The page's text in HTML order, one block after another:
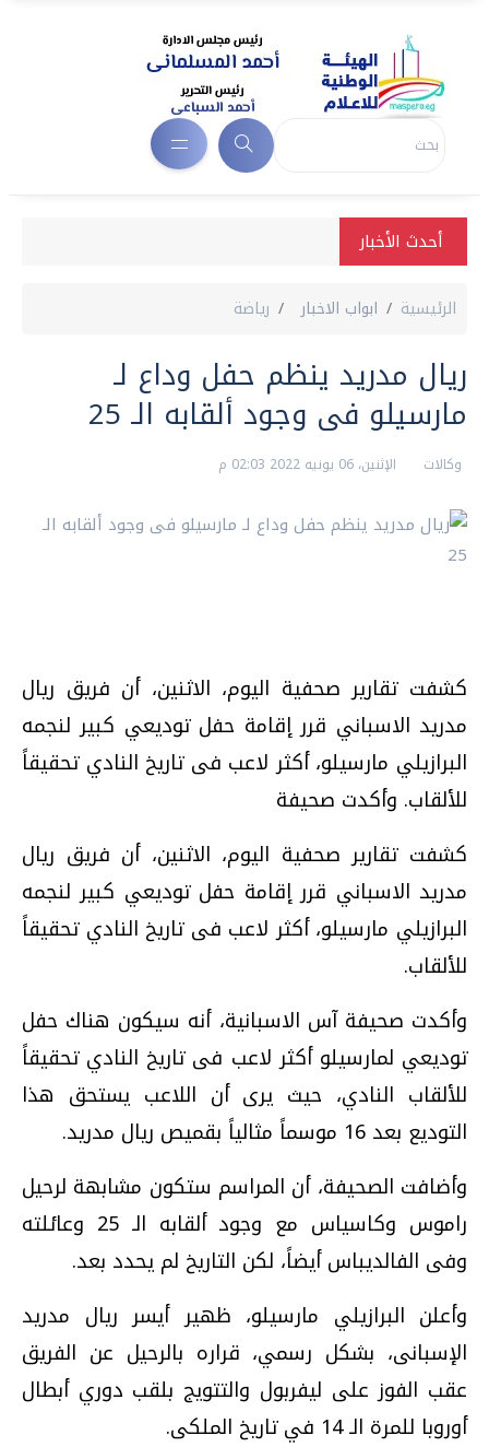
أحدث الأخبار
الرئيسية ابواب الاخبار رياضة
ريال مدريد ينظم حفل وداع لـ
مارسيلو فى وجود ألقابه الـ 25
وكالات الإثنين، 06 يونيه 2022 02:03 م
كشفت تقارير صحفية اليوم، الاثنين، أن فريق ريال
مدريد الاسباني قرر إقامة حفل توديعي كبير لنجمه
البرازيلي مارسيلو، أكثر لاعب فى تاريخ النادي تحقيقاً
للألقاب. وأكدت صحيفة
كشفت تقارير صحفية اليوم، الاثنين، أن فريق ريال
مدريد الاسباني قرر إقامة حفل توديعي كبير لنجمه
البرازيلي مارسيلو، أكثر لاعب فى تاريخ النادي تحقيقاً
للألقاب.
وأكدت صحيفة آس الاسبانية، أنه سيكون هناك حفل
توديعي لمارسيلو أكثر لاعب فى تاريخ النادي تحقيقاً
للألقاب النادي، حيث يرى أن اللاعب يستحق هذا
التوديع بعد 16 موسماً مثالياً بقميص ريال مدريد.
وأضافت الصحيفة، أن المراسم ستكون مشابهة لرحيل
راموس وكاسياس مع وجود ألقابه الـ 25 وعائلته
وفى الفالديباس أيضاً، لكن التاريخ لم يحدد بعد.
وأعلن البرازيلي مارسيلو، ظهير أيسر ريال مدريد
الإسبانى، بشكل رسمي، قراره بالرحيل عن الفريق
عقب الفوز على ليفربول والتتويج بلقب دوري أبطال
أوروبا للمرة الـ 14 في تاريخ الملكى.